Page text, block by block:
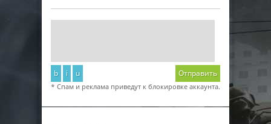
b i u Отправить
* Спам и реклама приведут к блокировке аккаунта.